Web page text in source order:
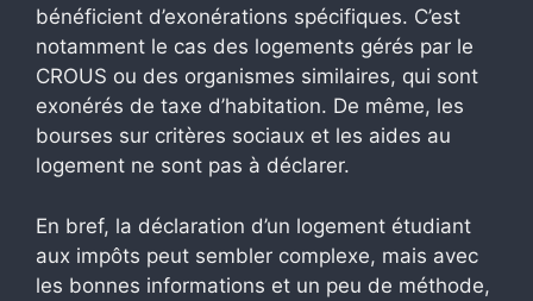
bénéficient d’exonérations spécifiques. C’est
notamment le cas des logements gérés par le
CROUS ou des organismes similaires, qui sont
exonérés de taxe d’habitation. De même, les
bourses sur critères sociaux et les aides au
logement ne sont pas à déclarer.
En bref, la déclaration d’un logement étudiant
aux impôts peut sembler complexe, mais avec
les bonnes informations et un peu de méthode,